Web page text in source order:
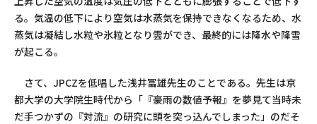
る。気温の低下により空気は水蒸気を保持できなくなるため、水
蒸気は凝結し水粒や氷粒となり雲ができ、最終的には降水や降雪
が起こる。
さて、JPCZを低唱した浅井冨雄先生のことである。先生は京
都大学の大学院生時代から「『豪雨の数値予報』を夢見て当時未
だ手つかずの『対流』の研究に頭を突っ込んでしまった」のだそ